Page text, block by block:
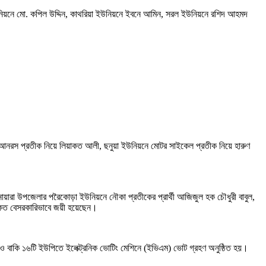
মো. কপিল উদ্দিন, কাথরিয়া ইউনিয়নে ইবনে আমিন, সরল ইউনিয়নে রশিদ আহমদ
আনরস প্রতীক নিয়ে লিয়াকত আলী, ছনুয়া ইউনিয়নে মোটর সাইকেল প্রতীক নিয়ে হারুণ
উপজেলার পরৈকোড়া ইউনিয়নে নৌকা প্রতীকের প্রার্থী আজিজুল হক চৌধুরী বাবুল,
জয়ী হয়েছেন।
১৬টি ইউপিতে ইলেক্ট্রনিক ভোটিং মেশিনে (ইভিএম) ভোট গ্রহণ অনুষ্ঠিত হয়।